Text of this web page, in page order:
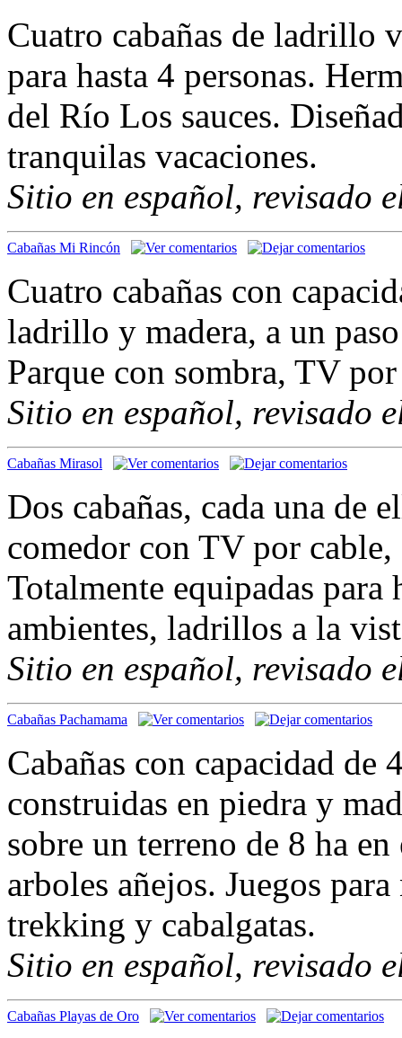
Cuatro cabañas de ladrillo
para hasta 4 personas.
del Río Los sauces.
tranquilas vacaciones.
Sitio en español, revisado
Cabañas Mi Rincón
Cuatro cabañas con
ladrillo y madera, a un
Parque con sombra, TV
Sitio en español, revisado
Cabañas Mirasol
Dos cabañas, cada una de
comedor con TV por
Totalmente equipadas para
ambientes, ladrillos a la
Sitio en español, revisado
Cabañas Pachamama
Cabañas con capacidad de
construidas en piedra y
sobre un terreno de 8 ha
arboles añejos. Juegos
trekking y cabalgatas.
Sitio en español, revisado
Cabañas Playas de Oro